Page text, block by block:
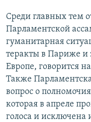
Среди главных тем
Парламентской
гуманитарная
теракты в Париже и
Европе, говорится
Также
вопрос о
которая в апреле
голоса и исключена